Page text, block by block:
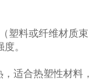
塑料或纤维材质束
。
适合热塑性材料，